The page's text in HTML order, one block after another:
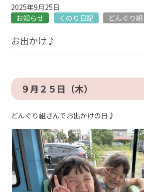
九里幼稚園の特色
園の歴史
2歳児保育
預かり保育
給食
2025年9月25日
お知らせ
くのり日記 どんぐり組
お出かけ♪
９月２５日（木）
どんぐり組さんでお出かけの日♪